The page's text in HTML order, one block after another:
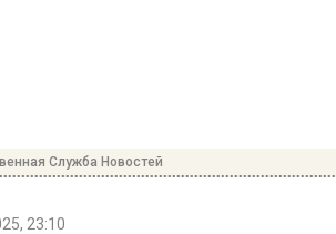
Служба Новостей
23:10